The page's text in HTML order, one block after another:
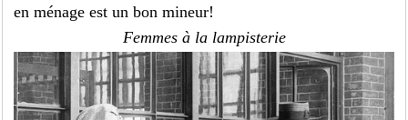
en ménage est un bon mineur!
Femmes à la lampisterie